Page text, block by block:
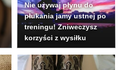
Nie używaj płynu do
płukania jamy ustnej po
treningu! Zniweczysz
korzyści z wysiłku